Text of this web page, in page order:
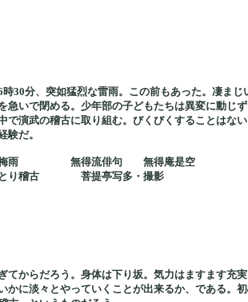
30分、突如猛烈な雷雨。この前もあった。凄まじ
急いで閉める。少年部の子どもたちは異変に動じず
で演武の稽古に取り組む。びくびくすることはな
験だ。
り梅雨 無得流俳句 無得庵是空
とり稽古 菩提亭写多・撮影
てからだろう。身体は下り坂。気力はますます充
かに淡々とやっていくことが出来るか、である。